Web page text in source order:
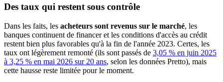
Des taux qui restent sous contrôle
Dans les faits, les acheteurs sont revenus sur le marché, les
banques continuent de financer et les conditions d'accès au crédit
restent bien plus favorables qu'à la fin de l'année 2023. Certes, les
taux ont légèrement remonté (ils sont passés de 3,05 % en juin 2025
à 3,25 % en mai 2026 sur 20 ans, selon les données Pretto), mais
cette hausse reste limitée pour le moment.